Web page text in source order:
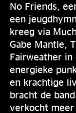
No Friends,
een
kreeg via
Gabe Mantle,
Fairweather in
energieke
en krachtige
bracht de
verkocht